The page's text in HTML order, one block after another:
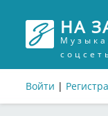
НА
Войти |